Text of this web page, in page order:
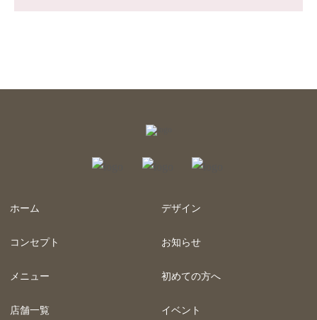
ホーム
コンセプト
メニュー
店舗一覧
デザイン
お知らせ
初めての方へ
イベント